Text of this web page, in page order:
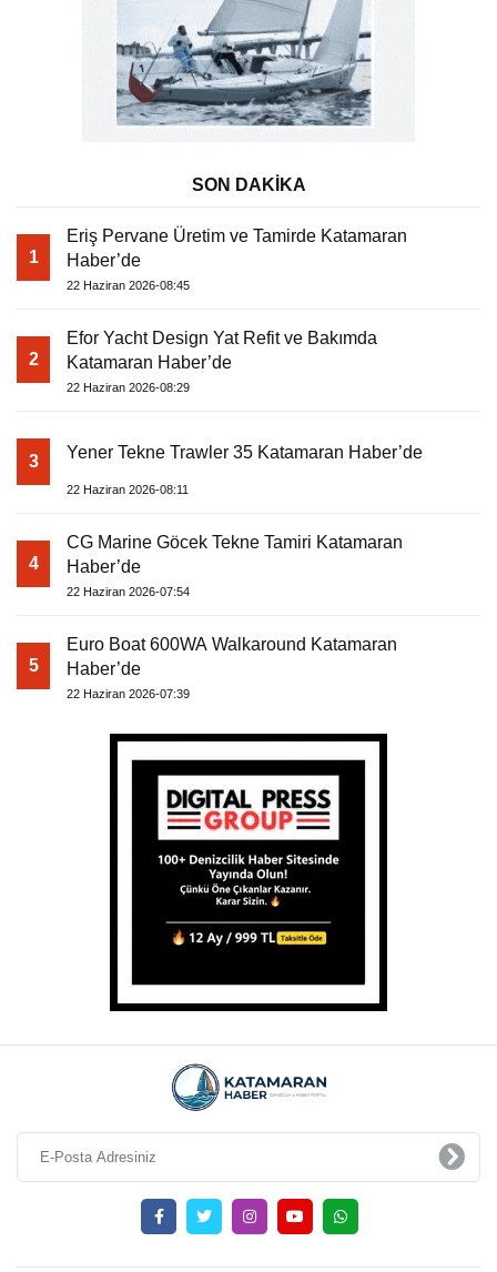
SON DAKİKA
1
Eriş Pervane Üretim ve Tamirde Katamaran
Haber’de
22 Haziran 2026-08:45
2
Efor Yacht Design Yat Refit ve Bakımda
Katamaran Haber’de
22 Haziran 2026-08:29
3 Yener Tekne Trawler 35 Katamaran Haber’de
22 Haziran 2026-08:11
4
CG Marine Göcek Tekne Tamiri Katamaran
Haber’de
22 Haziran 2026-07:54
5
Euro Boat 600WA Walkaround Katamaran
Haber’de
22 Haziran 2026-07:39